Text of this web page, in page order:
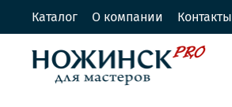
Каталог О компании Контакты